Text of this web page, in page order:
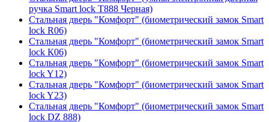
ручка Smart lock T888 Черная)
Стальная дверь "Комфорт" (биометрический замок Smart
lock R06)
Стальная дверь "Комфорт" (биометрический замок Smart
lock К06)
Стальная дверь "Комфорт" (биометрический замок Smart
lock Y12)
Стальная дверь "Комфорт" (биометрический замок Smart
lock Y23)
Стальная дверь "Комфорт" (биометрический замок Smart
lock DZ 888)